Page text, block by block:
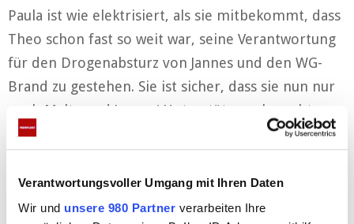
Verantwortungsvoller Umgang mit Ihren Daten
Wir und unsere 980 Partner verarbeiten Ihre
Paula ist wie elektrisiert, als sie mitbekommt, dass
Theo schon fast so weit war, seine Verantwortung
für den Drogenabsturz von Jannes und den WG-
Brand zu gestehen. Sie ist sicher, dass sie nun nur
noch Malte und Jannes‘ Unterstützung braucht, um
Theo endlich soweit zu kriegen, dass er alles
schmiedet Paula frustriert einen durchtriebenen
Plan: Sie behauptet in Theos Gegenwart, dass